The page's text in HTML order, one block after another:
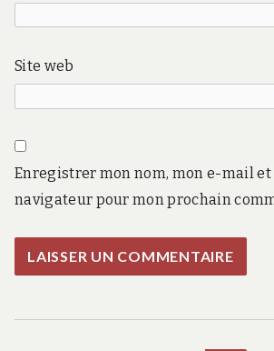
Site web
Enregistrer mon nom, mon e-mail et
navigateur pour mon prochain